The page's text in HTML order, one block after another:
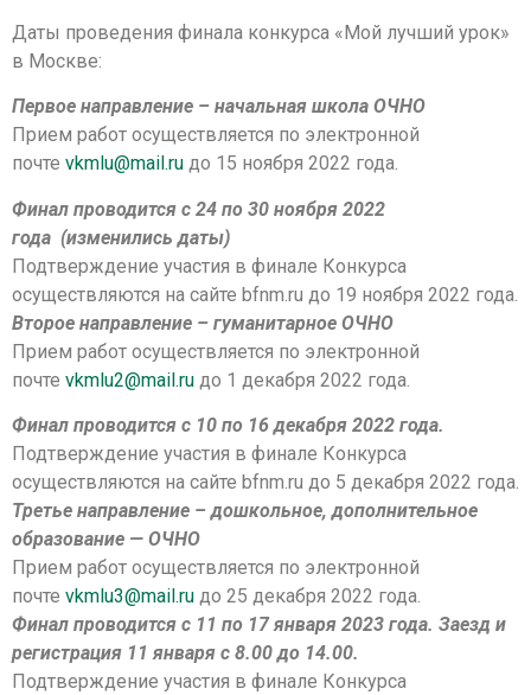
Даты проведения финала конкурса «Мой лучший урок»
в Москве:
Первое направление – начальная школа ОЧНО
Прием работ осуществляется по электронной
почте vkmlu@mail.ru до 15 ноября 2022 года.
Финал проводится с 24 по 30 ноября 2022
года (изменились даты)
Подтверждение участия в финале Конкурса
осуществляются на сайте bfnm.ru до 19 ноября 2022 года.
Второе направление – гуманитарное ОЧНО
Прием работ осуществляется по электронной
почте vkmlu2@mail.ru до 1 декабря 2022 года.
Финал проводится с 10 по 16 декабря 2022 года.
Подтверждение участия в финале Конкурса
осуществляются на сайте bfnm.ru до 5 декабря 2022 года.
Третье направление – дошкольное, дополнительное
образование — ОЧНО
Прием работ осуществляется по электронной
почте vkmlu3@mail.ru до 25 декабря 2022 года.
Финал проводится с 11 по 17 января 2023 года. Заезд и
регистрация 11 января с 8.00 до 14.00.
Подтверждение участия в финале Конкурса